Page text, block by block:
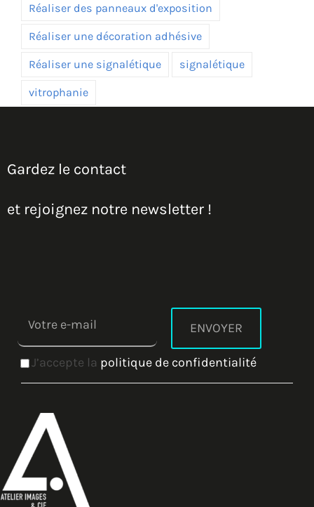
Réaliser des panneaux d'exposition
Réaliser une décoration adhésive
Réaliser une signalétique signalétique
vitrophanie
Gardez le contact
et rejoignez notre newsletter !
J’accepte la politique de confidentialité